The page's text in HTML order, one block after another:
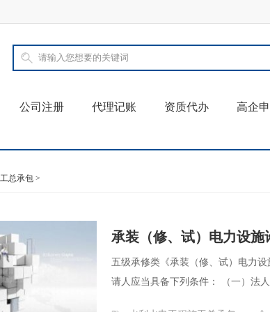
公司注册 代理记账 资质代办 高企
总承包 >
承装（修、试）电力设施
五级承修类《承装（修、试）电力
请人应当具备下列条件： （一）法